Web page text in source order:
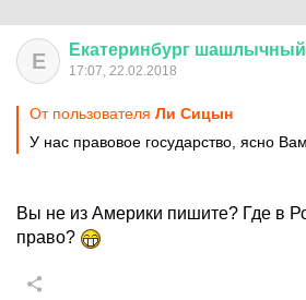
Е Екатеринбург шашлычный
17:07, 22.02.2018
От пользователя Ли Сицын
У нас правовое государство, ясно
Вы не из Америки пишите? Где в
право?